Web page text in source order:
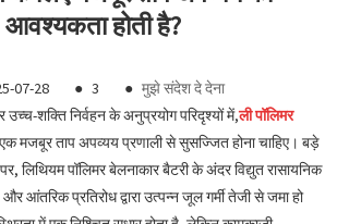
आवश्यकता होती है?
07-28 ● 3 ● मुझे संदेश दे देना
शक्ति निर्वहन के अनुप्रयोग परिदृश्यों में,ली पॉलिमर
मजबूर ताप अपव्यय प्रणाली से सुसज्जित होना चाहिए। बड़े
लिथियम पॉलिमर बेलनाकार बैटरी के अंदर विद्युत रासायनिक
आंतरिक प्रतिरोध द्वारा उत्पन्न जूल गर्मी तेजी से जमा हो